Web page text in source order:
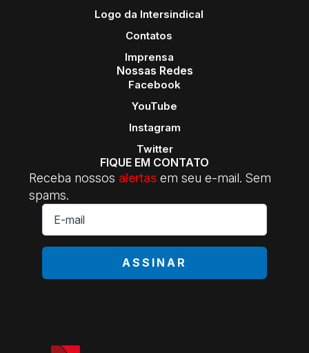
Logo da Intersindical
Contatos
Imprensa
Nossas Redes
Facebook
YouTube
Instagram
Twitter
FIQUE EM CONTATO
Receba nossos alertas em seu e-mail. Sem
spams.
E-
mail
ASSINAR